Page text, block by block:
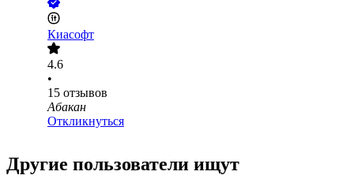
Киасофт
4.6
•
15 отзывов
Абакан
Откликнуться
Другие пользователи ищут